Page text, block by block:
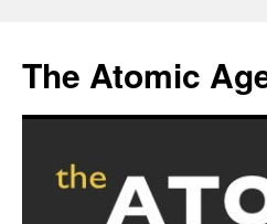
content
The Atomic